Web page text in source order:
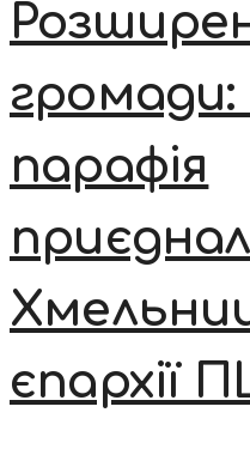
громади:
парафія
єпархії